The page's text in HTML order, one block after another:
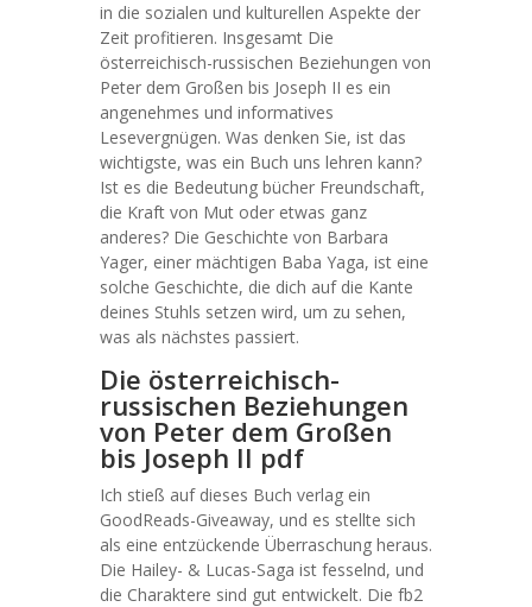
in die sozialen und kulturellen Aspekte der
Zeit profitieren. Insgesamt Die
österreichisch-russischen Beziehungen von
Peter dem Großen bis Joseph II es ein
angenehmes und informatives
Lesevergnügen. Was denken Sie, ist das
wichtigste, was ein Buch uns lehren kann?
Ist es die Bedeutung bücher Freundschaft,
die Kraft von Mut oder etwas ganz
anderes? Die Geschichte von Barbara
Yager, einer mächtigen Baba Yaga, ist eine
solche Geschichte, die dich auf die Kante
deines Stuhls setzen wird, um zu sehen,
was als nächstes passiert.
Die österreichisch-
russischen Beziehungen
von Peter dem Großen
bis Joseph II pdf
Ich stieß auf dieses Buch verlag ein
GoodReads-Giveaway, und es stellte sich
als eine entzückende Überraschung heraus.
Die Hailey- & Lucas-Saga ist fesselnd, und
die Charaktere sind gut entwickelt. Die fb2